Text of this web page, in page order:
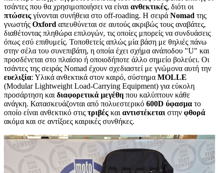
τσάντες που θα χρησιμοποιήσει να είναι ανθεκτικές, διότι οι
πτώσεις γίνονται συνήθεια στο off-roading. Η σειρά Nomad της
γνωστής Oxford απευθύνεται σε αυτούς ακριβώς τους αναβάτες,
διαθέτοντας πληθώρα επιλογών, τις οποίες μπορείς να συνδυάσεις
όπως εσύ επιθυμείς. Τοποθετείς απλώς μία βάση με θηλιές πάνω
στην σέλα του συνεπιβάτη, η οποία έχει σχήμα ανάποδου "U" και
προσδένεται στο πλαίσιο ή οποιοδήποτε άλλο σημείο βολεύει. Οι
τσάντες της σειράς Nomad έχουν σχεδιαστεί με γνώμονα αυτή την
ευελιξία: Υλικά ανθεκτικά στον καιρό, σύστημα MOLLE
(Modular Lightweight Load-Carrying Equipment) για εύκολη
προσάρτηση και διαφορετικά μεγέθη που καλύπτουν κάθε
ανάγκη. Κατασκευάζονται από πολυεστερικό 600D ύφασμα το
οποίο είναι ανθεκτικό στις τριβές και αντιστέκεται στην φθορά
ακόμα και σε αντίξοες καιρικές συνθήκες.